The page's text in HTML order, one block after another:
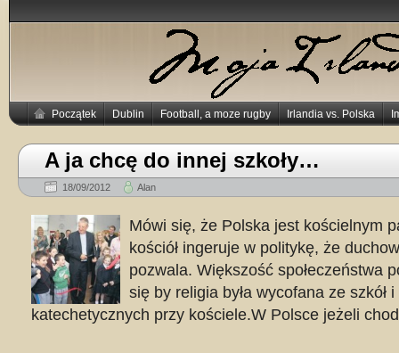
Początek Dublin Football, a moze rugby Irlandia vs. Polska
A ja chcę do innej szkoły…
18/09/2012 Alan
Mówi się, że Polska jest kościelnym
kościół ingeruje w politykę, że
pozwala. Większość społeczeństwa
się by religia była wycofana ze szkół
katechetycznych przy kościele.W Polsce jeżeli